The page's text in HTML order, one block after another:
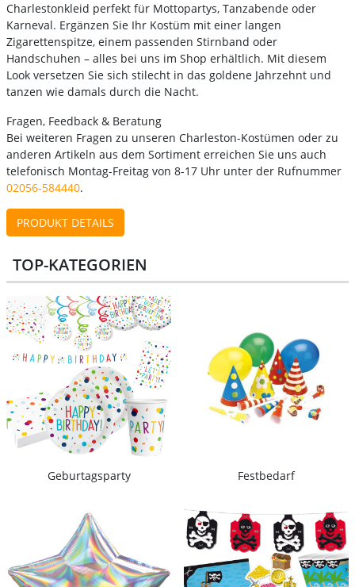
Charlestonkleid perfekt für Mottopartys, Tanzabende oder
Karneval. Ergänzen Sie Ihr Kostüm mit einer langen
Zigarettenspitze, einem passenden Stirnband oder
Handschuhen – alles bei uns im Shop erhältlich. Mit diesem
Look versetzen Sie sich stilecht in das goldene Jahrzehnt und
tanzen wie damals durch die Nacht.
Fragen, Feedback & Beratung
Bei weiteren Fragen zu unseren Charleston-Kostümen oder zu
anderen Artikeln aus dem Sortiment erreichen Sie uns auch
telefonisch Montag-Freitag von 8-17 Uhr unter der Rufnummer
02056-584440.
PRODUKT DETAILS
TOP-KATEGORIEN
Geburtagsparty Festbedarf